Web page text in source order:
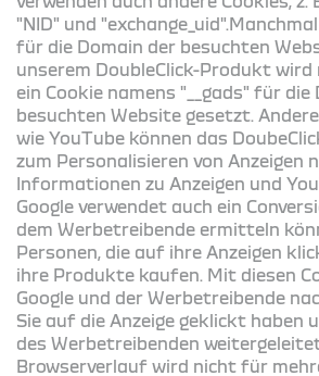
"NID" und
für die Domain der besuchten
unserem DoubleClick-Produkt wird
ein Cookie namens "__gads" für die
besuchten Website gesetzt.
wie YouTube können das
zum Personalisieren von Anzeigen
Informationen zu Anzeigen und
Google verwendet auch ein
dem Werbetreibende ermitteln
Personen, die auf ihre Anzeigen
ihre Produkte kaufen. Mit diesen
Google und der Werbetreibende
Sie auf die Anzeige geklickt haben
des Werbetreibenden
Browserverlauf wird nicht für